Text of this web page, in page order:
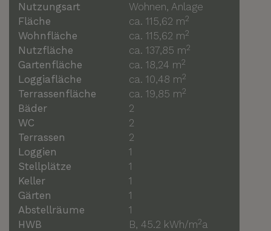
Nutzungsart
Wohnen Anlage
Fläche
ca. 115,62 m2
Wohnfläche ca. 115,62 m2
Nutzfläche ca. 137,85 m2
Gartenfläche ca. 18,24 m2
Loggiafläche ca. 10,48 m2
Terrassenfläche ca. 19,85 m2
Bäder
2
WC
2
Terrassen
2
Loggien
1
Stellplätze
1
Keller
1
Gärten
1
Abstellräume
1
HWB
B, 45.2 kWh/m2a